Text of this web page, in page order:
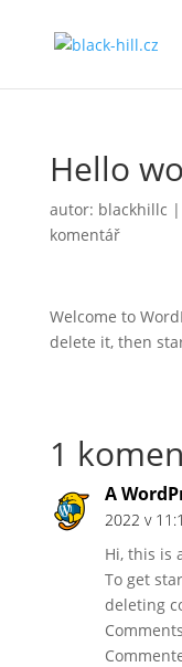
Hello
autor: blackhillc |
komentář
Welcome to
delete it, then
1
A
2022 v
Hi, this is
To get
deleting